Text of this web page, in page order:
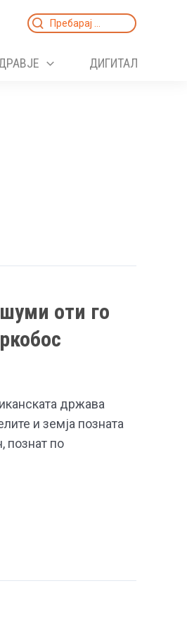
Search
ДИГИТАЛ
оти го
држава
и земја позната
познат по